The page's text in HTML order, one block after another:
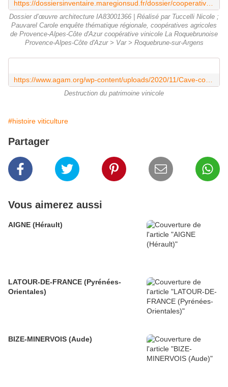
Dossier d’œuvre architecture IA83001366 | Réalisé par Tuccelli Nicole ;
Pauvarel Carole enquête thématique régionale, coopératives agricoles
de Provence-Alpes-Côte d'Azur coopérative vinicole La Roquebrunoise
Provence-Alpes-Côte d'Azur > Var > Roquebrune-sur-Argens
Destruction du patrimoine vinicole
#histoire viticulture
Partager
Vous aimerez aussi
AIGNE (Hérault)
LATOUR-DE-FRANCE (Pyrénées-
Orientales)
BIZE-MINERVOIS (Aude)